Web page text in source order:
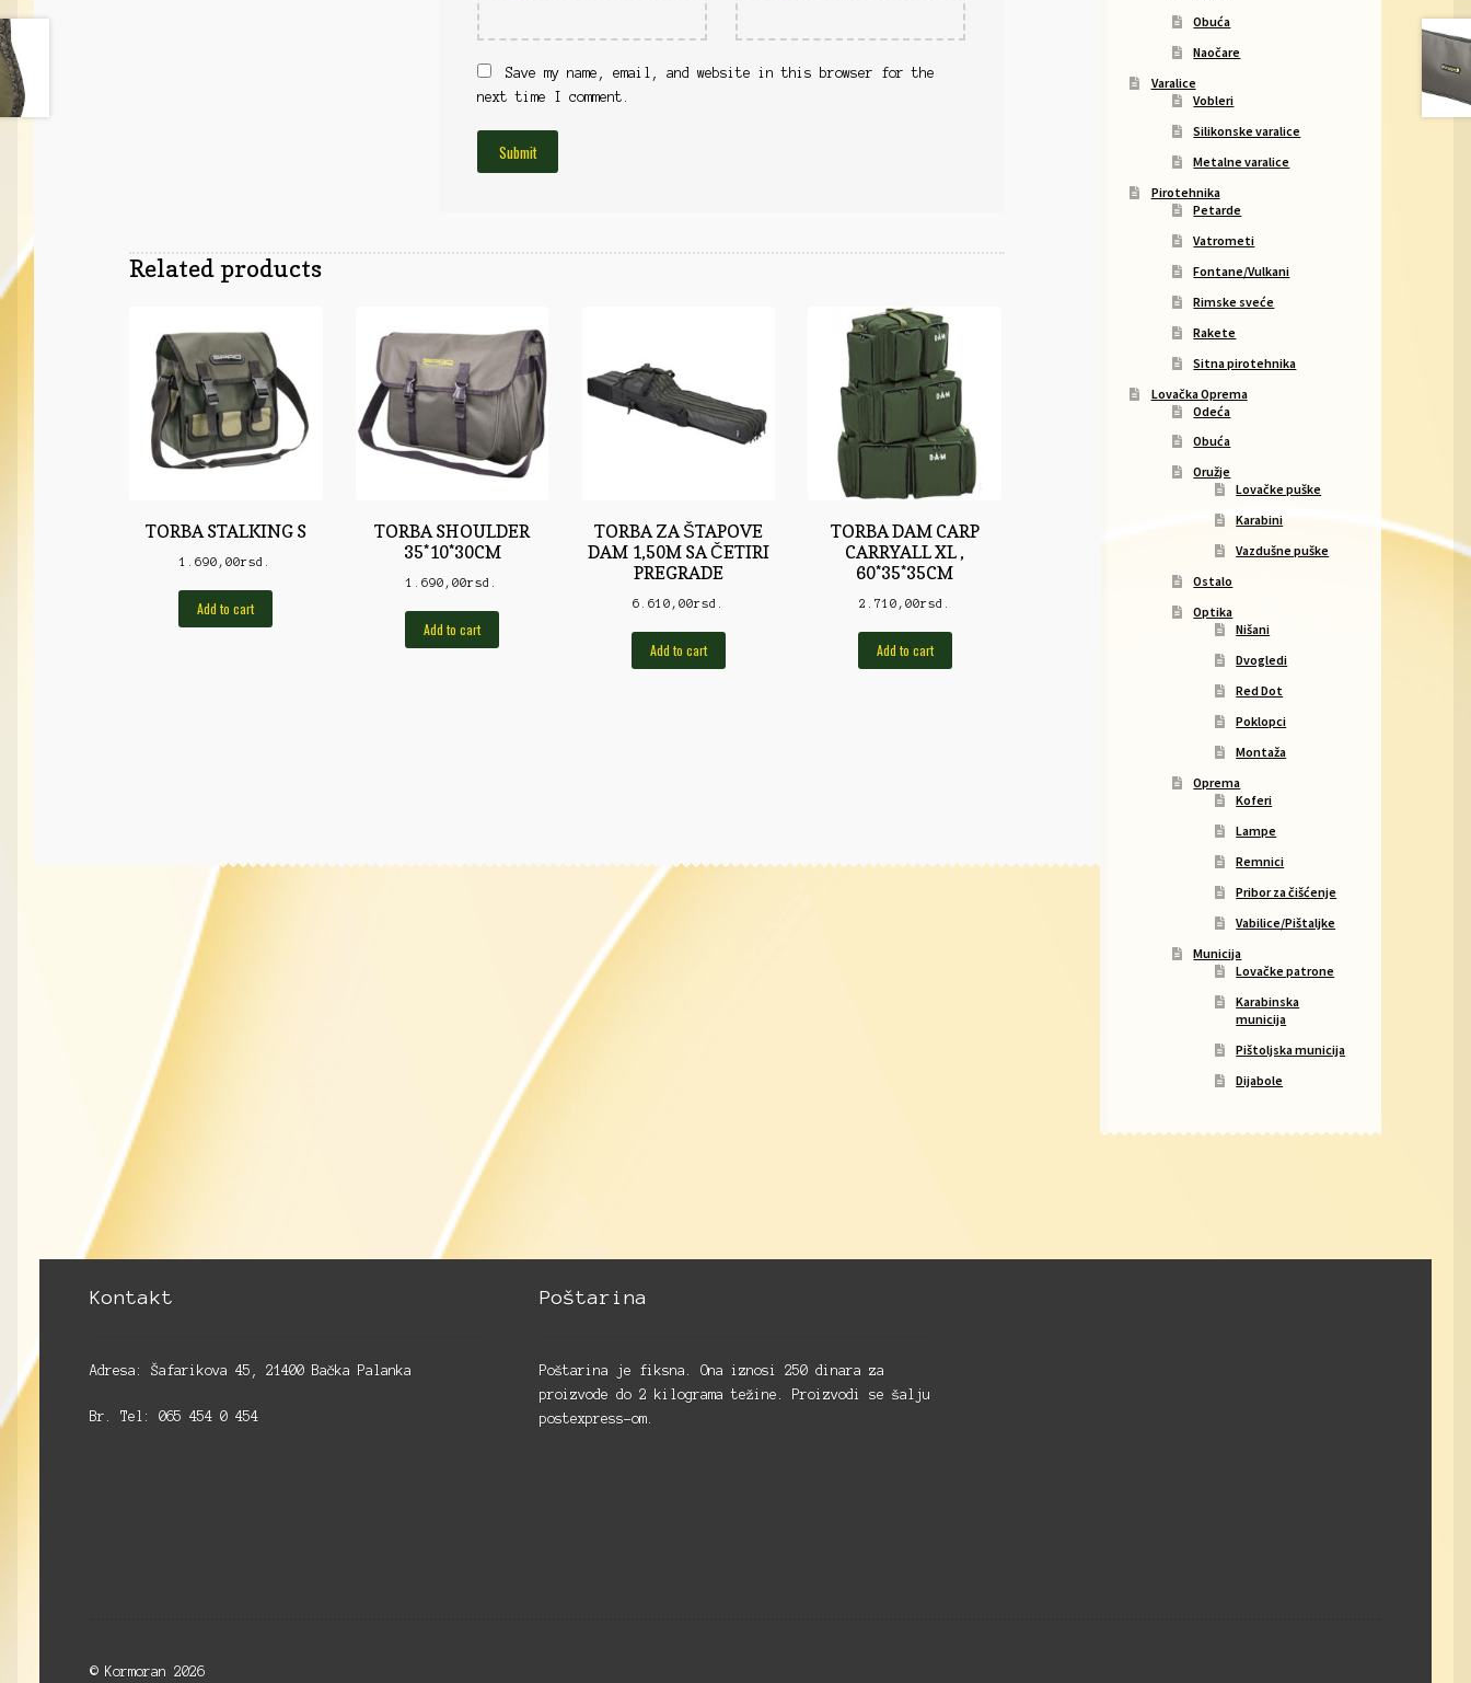
Save my name, email, and website in this browser for the
next time I comment.
Related products
TORBA STALKING S
1.690,00rsd.
Add to cart
TORBA SHOULDER
35*10*30CM
1.690,00rsd.
Add to cart
TORBA ZA ŠTAPOVE
DAM 1,50M SA ČETIRI
PREGRADE
6.610,00rsd.
Add to cart
TORBA DAM CARP
CARRYALL XL ,
60*35*35CM
2.710,00rsd.
Add to cart
Obuća
Naočare
Varalice
Vobleri
Silikonske varalice
Metalne varalice
Pirotehnika
Petarde
Vatrometi
Fontane/Vulkani
Rimske sveće
Rakete
Sitna pirotehnika
Lovačka Oprema
Odeća
Obuća
Oružje
Lovačke puške
Karabini
Vazdušne puške
Ostalo
Optika
Nišani
Dvogledi
Red Dot
Poklopci
Montaža
Oprema
Koferi
Lampe
Remnici
Pribor za čišćenje
Vabilice/Pištaljke
Municija
Lovačke patrone
Karabinska
municija
Pištoljska municija
Dijabole
Kontakt
Adresa: Šafarikova 45, 21400 Bačka Palanka
Br. Tel: 065 454 0 454
Poštarina
Poštarina je fiksna. Ona iznosi 250 dinara za
proizvode do 2 kilograma težine. Proizvodi se šalju
postexpress-om.
© Kormoran 2026